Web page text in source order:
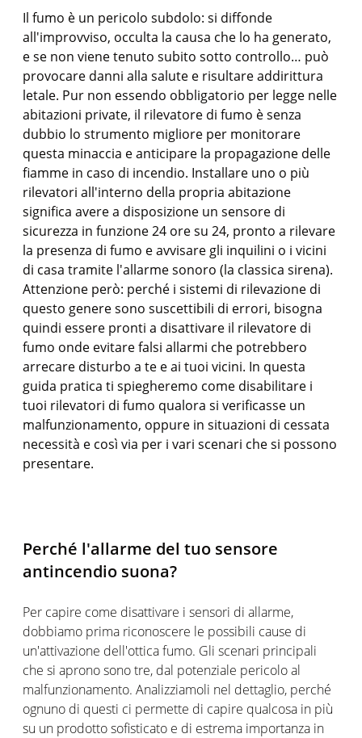
Il fumo è un pericolo subdolo: si diffonde
all'improvviso, occulta la causa che lo ha generato,
e se non viene tenuto subito sotto controllo… può
provocare danni alla salute e risultare addirittura
letale. Pur non essendo obbligatorio per legge nelle
abitazioni private, il rilevatore di fumo è senza
dubbio lo strumento migliore per monitorare
questa minaccia e anticipare la propagazione delle
fiamme in caso di incendio. Installare uno o più
rilevatori all'interno della propria abitazione
significa avere a disposizione un sensore di
sicurezza in funzione 24 ore su 24, pronto a rilevare
la presenza di fumo e avvisare gli inquilini o i vicini
di casa tramite l'allarme sonoro (la classica sirena).
Attenzione però: perché i sistemi di rilevazione di
questo genere sono suscettibili di errori, bisogna
quindi essere pronti a disattivare il rilevatore di
fumo onde evitare falsi allarmi che potrebbero
arrecare disturbo a te e ai tuoi vicini. In questa
guida pratica ti spiegheremo come disabilitare i
tuoi rilevatori di fumo qualora si verificasse un
malfunzionamento, oppure in situazioni di cessata
necessità e così via per i vari scenari che si possono
presentare.
Perché l'allarme del tuo sensore
antincendio suona?
Per capire come disattivare i sensori di allarme,
dobbiamo prima riconoscere le possibili cause di
un'attivazione dell'ottica fumo. Gli scenari principali
che si aprono sono tre, dal potenziale pericolo al
malfunzionamento. Analizziamoli nel dettaglio, perché
ognuno di questi ci permette di capire qualcosa in più
su un prodotto sofisticato e di estrema importanza in